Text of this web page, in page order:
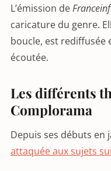
L’émission de
caricature du genre.
boucle, est
écoutée.
Les différents
Complorama
Depuis ses débuts en
attaquée aux sujets